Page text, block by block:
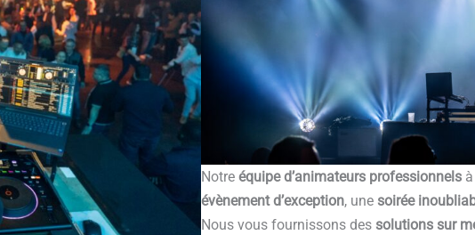
Notre équipe d’animateurs professionnels
évènement d’exception, une soirée
Nous vous fournissons des solutions sur